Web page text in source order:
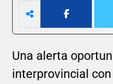
Una alerta
interprovincial